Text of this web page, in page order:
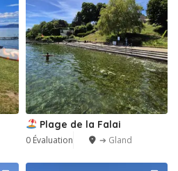
Plage de la Falai
0 Évaluation ➔ Gland